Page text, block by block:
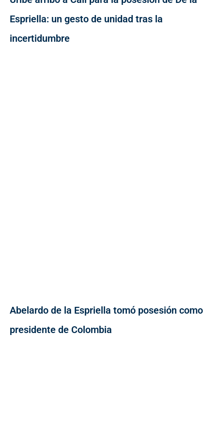
Espriella: un gesto de unidad tras la
incertidumbre
Abelardo de la Espriella tomó posesión como
presidente de Colombia